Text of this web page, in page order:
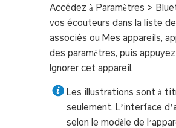
Accédez à Paramètres >
vos écouteurs dans la liste
associés ou Mes appareils,
des paramètres, puis
Ignorer cet appareil.
Les illustrations sont à
seulement. L’interface
selon le modèle de